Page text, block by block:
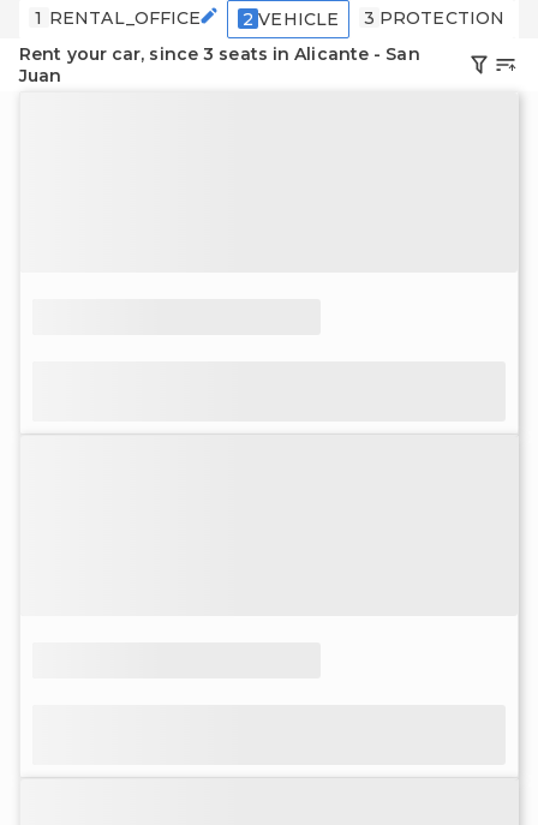
1 RENTAL_OFFICE 2 VEHICLE 3 PROTECTION
Rent your car, since 3 seats in Alicante - San
Juan